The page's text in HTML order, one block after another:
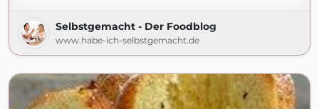
Selbstgemacht - Der Foodblog
www.habe-ich-selbstgemacht.de